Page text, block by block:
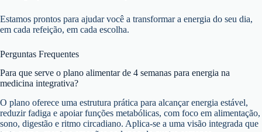
Estamos prontos para ajudar você a transformar a energia do seu dia,
em cada refeição, em cada escolha.
Perguntas Frequentes
Para que serve o plano alimentar de 4 semanas para energia na
medicina integrativa?
O plano oferece uma estrutura prática para alcançar energia estável,
reduzir fadiga e apoiar funções metabólicas, com foco em alimentação,
sono, digestão e ritmo circadiano. Aplica-se a uma visão integrada que